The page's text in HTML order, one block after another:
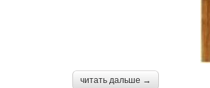
читать дальше →